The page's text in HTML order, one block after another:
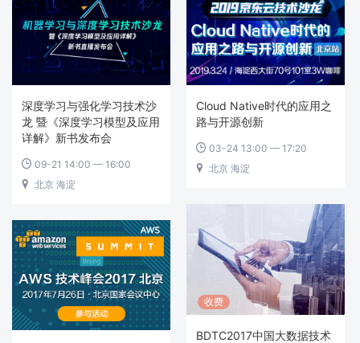
深度学习与强化学习技术沙
龙 暨《深度学习模型及应用
详解》新书发布会
 09-21 14:00 — 16:00
 北京 海淀
Cloud Native时代的应用之
路与开源创新
 03-24 13:00 — 17:20
 北京 海淀
收费
BDTC2017中国大数据技术